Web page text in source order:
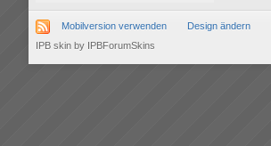
Mobilversion verwenden Design ändern
IPB skin by IPBForumSkins